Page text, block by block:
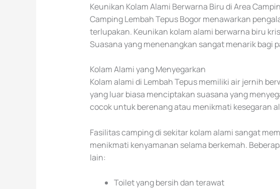
Keunikan Kolam Alami Berwarna Biru di Area
Camping Lembah Tepus Bogor menawarkan
terlupakan. Keunikan kolam alami berwarna biru
Suasana yang menenangkan sangat menarik bagi
Kolam Alami yang Menyegarkan
Kolam alami di Lembah Tepus memiliki air jernih
yang luar biasa menciptakan suasana yang
cocok untuk berenang atau menikmati kesegaran
Fasilitas camping di sekitar kolam alami sangat
menikmati kenyamanan selama berkemah.
lain:
Toilet yang bersih dan terawat